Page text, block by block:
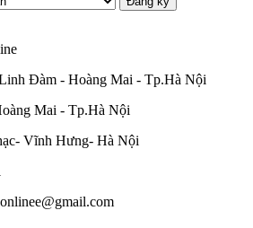
Đàm - Hoàng Mai - Tp.Hà Nội
Mai - Tp.Hà Nội
Vĩnh Hưng- Hà Nội